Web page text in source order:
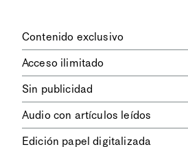
Contenido exclusivo
digitales dela diaria
los contenidos de Le Monde
diplomatique.
Acceso ilimitado
contenidos.
Sin publicidad
publicitarios.
Audio con artículos leídos
Edición papel digitalizada